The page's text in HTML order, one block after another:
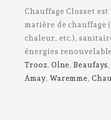
Chauffage Closset
matière de chauffage
chaleur, etc.),
énergies
Trooz, Olne,Beaufays
Amay, Waremme,